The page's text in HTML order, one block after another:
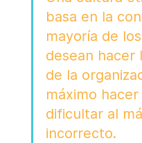
basa en la
mayoría de
desean hacer
de la
máximo
dificultar al
incorrecto.